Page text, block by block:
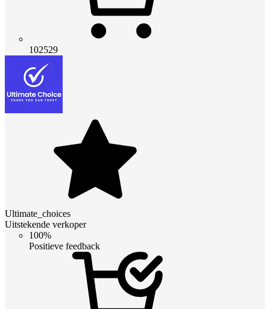
102529
Ultimate_choices
Uitstekende verkoper
100%
Positieve feedback